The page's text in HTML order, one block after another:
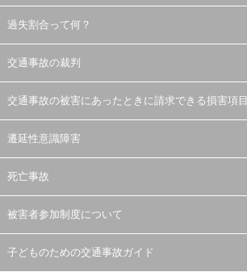
過失割合って何？
交通事故の裁判
交通事故の被害にあったときに請求できる損害項目
遷延性意識障害
死亡事故
被害者参加制度について
子どものための交通事故ガイド